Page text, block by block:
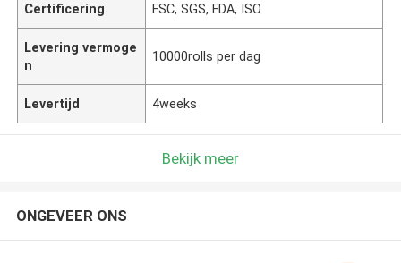
Certificering FSC, SGS, FDA, ISO
Levering vermoge
n
10000rolls per dag
Levertijd 4weeks
Bekijk meer
ONGEVEER ONS